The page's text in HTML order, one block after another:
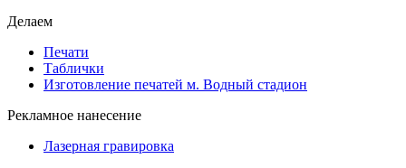
Делаем
Печати
Таблички
Изготовление печатей м. Водный стадион
Рекламное нанесение
Лазерная гравировка